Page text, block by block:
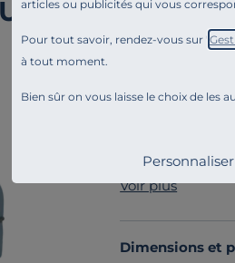
articles ou publicités qui vous
Pour tout savoir, rendez-vous sur "
à tout moment.
Bien sûr on vous laisse le choix de les
Personnaliser
La méridienne
Dotée de
Son confort ?
supérieur.
L'élément déco
Adopter la
Voir plus
Dimensions et